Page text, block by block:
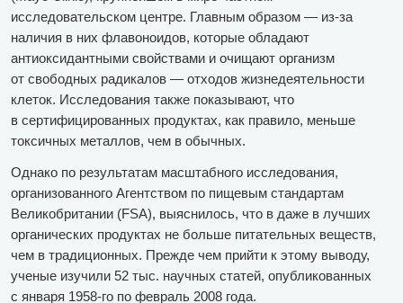
исследовательском центре. Главным образом — из-за
наличия в них флавоноидов, которые обладают
антиоксидантными свойствами и очищают организм
от свободных радикалов — отходов жизнедеятельности
клеток. Исследования также показывают, что
в сертифицированных продуктах, как правило, меньше
токсичных металлов, чем в обычных.
Однако по результатам масштабного исследования,
организованного Агентством по пищевым стандартам
Великобритании (FSA), выяснилось, что в даже в лучших
органических продуктах не больше питательных веществ,
чем в традиционных. Прежде чем прийти к этому выводу,
ученые изучили 52 тыс. научных статей, опубликованных
с января 1958-го по февраль 2008 года.